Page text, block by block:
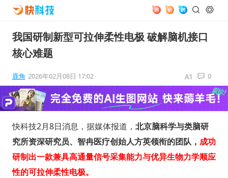
我国研制新型可拉伸柔性电极 破解脑机接口
核心难题
鹿角 2026年02月08日 17:02 0
快科技2月8日消息，据媒体报道， 北京脑科学与类脑研
究所资深研究员、智冉医疗创始人方英领衔的团队， 成功
研制出一款兼具高通量信号采集能力与优异生物力学顺应
性的可拉伸柔性电极。